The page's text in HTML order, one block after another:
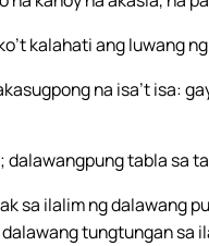
kalahati ang luwang
na isa’t isa:
tabla sa
sa ilalim ng dalawang
tungtungan sa